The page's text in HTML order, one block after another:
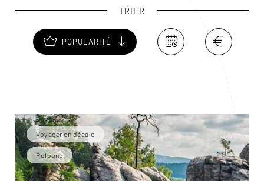
TRIER
POPULARITÉ
Voyager en décalé
Pologne